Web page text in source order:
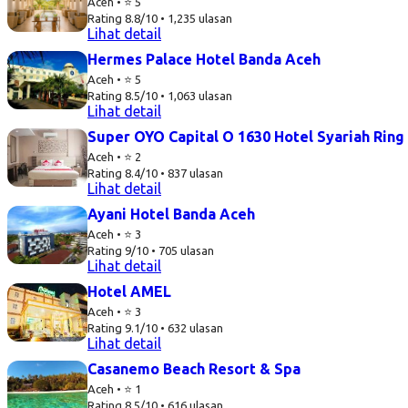
Rating 8.8/10 • 1,235 ulasan
Lihat detail
Hermes Palace Hotel Banda Aceh
Aceh • ⭐ 5
Rating 8.5/10 • 1,063 ulasan
Lihat detail
Super OYO Capital O 1630 Hotel Syariah Ring
Aceh • ⭐ 2
Rating 8.4/10 • 837 ulasan
Lihat detail
Ayani Hotel Banda Aceh
Aceh • ⭐ 3
Rating 9/10 • 705 ulasan
Lihat detail
Hotel AMEL
Aceh • ⭐ 3
Rating 9.1/10 • 632 ulasan
Lihat detail
Casanemo Beach Resort & Spa
Aceh • ⭐ 1
Rating 8.5/10 • 616 ulasan